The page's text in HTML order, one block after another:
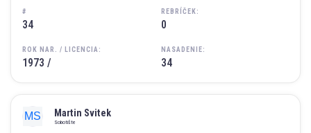
#
34
ROK NAR. / LICENCIA:
1973 /
REBRÍČEK:
0
NASADENIE:
34
Martin Svitek
Sobotište